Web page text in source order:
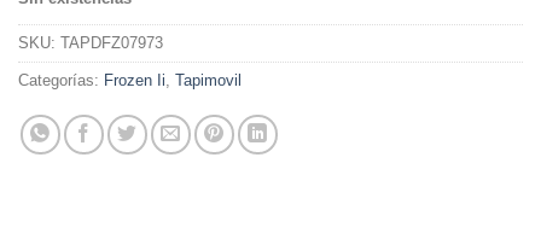
SKU: TAPDFZ07973
Categorías: Frozen Ii, Tapimovil